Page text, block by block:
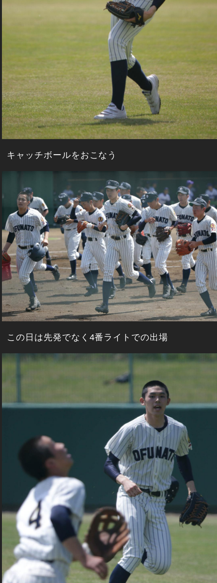
キャッチボールをおこなう
この日は先発でなく4番ライトでの出場